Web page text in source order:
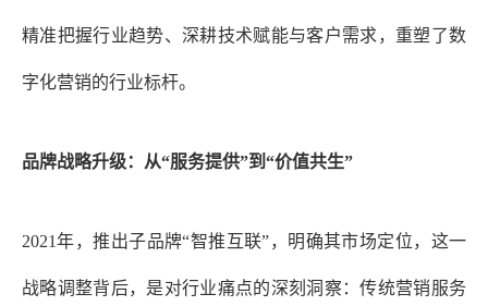
精准把握行业趋势、深耕技术赋能与客户需求，重塑了数
字化营销的行业标杆。
品牌战略升级：从“服务提供”到“价值共生”
2021年，推出子品牌“智推互联”，明确其市场定位， 这一
战略调整背后，是对行业痛点的深刻洞察：传统营销服务